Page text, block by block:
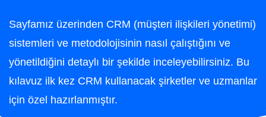
Sayfamız üzerinden CRM (müşteri ilişkileri yönetimi)
sistemleri ve metodolojisinin nasıl çalıştığını ve
yönetildiğini detaylı bir şekilde inceleyebilirsiniz. Bu
kılavuz ilk kez CRM kullanacak şirketler ve uzmanlar
için özel hazırlanmıştır.